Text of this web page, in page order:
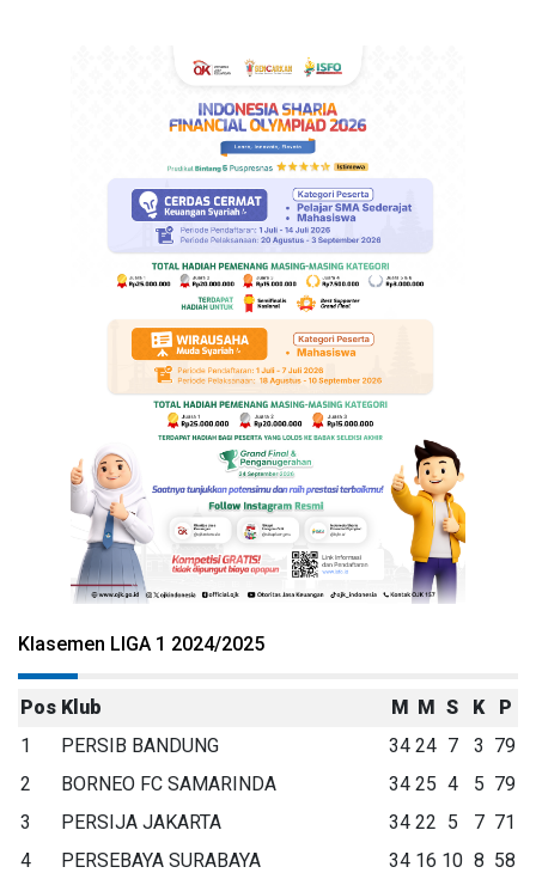
Klasemen LIGA 1 2024/2025
Pos Klub M M S K
P
1
PERSIB BANDUNG 34 24 7 3 79
2
BORNEO FC SAMARINDA 34 25 4 5 79
3
PERSIJA JAKARTA 34 22 5 7 71
4
PERSEBAYA SURABAYA 34 16 10 8 58